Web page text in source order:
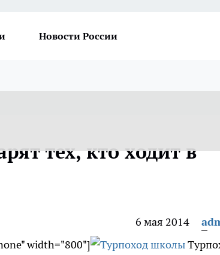
Новости России
тех, кто ходит в
6 мая 2014
width="800"]